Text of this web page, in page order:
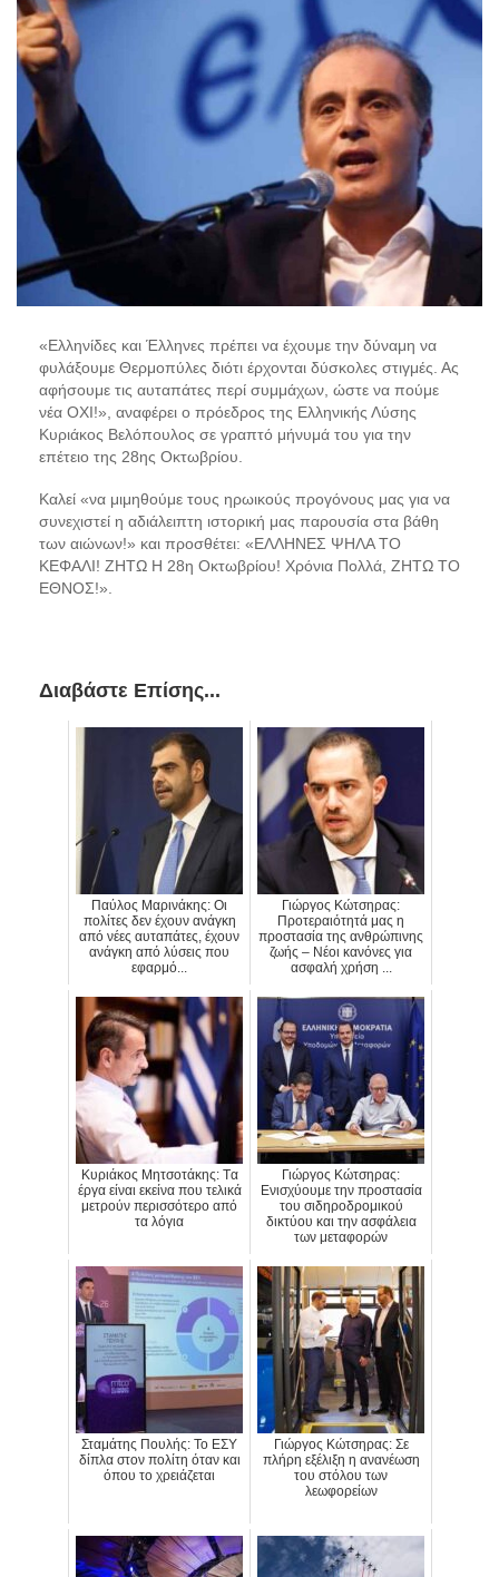
«Ελληνίδες και Έλληνες πρέπει να έχουμε την δύναμη να
φυλάξουμε Θερμοπύλες διότι έρχονται δύσκολες στιγμές. Ας
αφήσουμε τις αυταπάτες περί συμμάχων, ώστε να πούμε
νέα ΟΧΙ!», αναφέρει ο πρόεδρος της Ελληνικής Λύσης
Κυριάκος Βελόπουλος σε γραπτό μήνυμά του για την
επέτειο της 28ης Οκτωβρίου.
Καλεί «να μιμηθούμε τους ηρωικούς προγόνους μας για να
συνεχιστεί η αδιάλειπτη ιστορική μας παρουσία στα βάθη
των αιώνων!» και προσθέτει: «ΕΛΛΗΝΕΣ ΨΗΛΑ ΤΟ
ΚΕΦΑΛΙ! ΖΗΤΩ Η 28η Οκτωβρίου! Χρόνια Πολλά, ΖΗΤΩ ΤΟ
ΕΘΝΟΣ!».
Διαβάστε Επίσης...
Παύλος Μαρινάκης: Οι
πολίτες δεν έχουν ανάγκη
από νέες αυταπάτες, έχουν
ανάγκη από λύσεις που
εφαρμό...
Γιώργος Κώτσηρας:
Προτεραιότητά μας η
προστασία της ανθρώπινης
ζωής – Νέοι κανόνες για
ασφαλή χρήση ...
Κυριάκος Μητσοτάκης: Tα
έργα είναι εκείνα που τελικά
μετρούν περισσότερο από
τα λόγια
Γιώργος Κώτσηρας:
Ενισχύουμε την προστασία
του σιδηροδρομικού
δικτύου και την ασφάλεια
των μεταφορών
Σταμάτης Πουλής: Το ΕΣΥ
δίπλα στον πολίτη όταν και
όπου το χρειάζεται
Γιώργος Κώτσηρας: Σε
πλήρη εξέλιξη η ανανέωση
του στόλου των
λεωφορείων